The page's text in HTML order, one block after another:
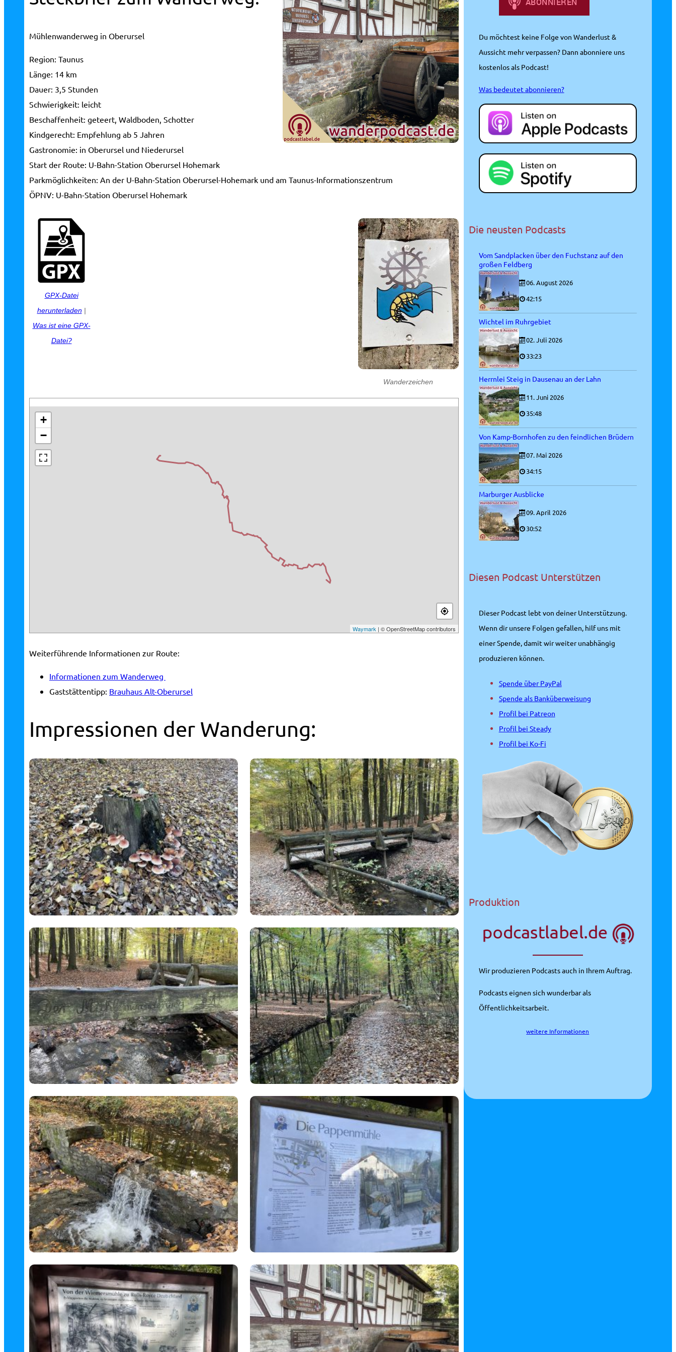
Mühlenwanderweg in Oberursel
Region: Taunus
Länge: 14 km
Dauer: 3,5 Stunden
Schwierigkeit: leicht
Beschaffenheit: geteert, Waldboden, Schotter
Kindgerecht: Empfehlung ab 5 Jahren
Gastronomie: in Oberursel und Niederursel
Start der Route: U-Bahn-Station Oberursel Hohemark
Parkmöglichkeiten: An der U-Bahn-Station Oberursel-Hohemark und am Taunus-Informationszentrum
ÖPNV: U-Bahn-Station Oberursel Hohemark
Wanderzeichen
GPX-Datei
herunterladen|
Was ist eine GPX-
Datei?
+
−
Waymark | © OpenStreetMap contributors
Weiterführende Informationen zur Route:
Informationen zum Wanderweg
Gaststättentipp: Brauhaus Alt-Oberursel
Impressionen der Wanderung:
Du möchtest keine Folge von Wanderlust &
Aussicht mehr verpassen? Dann abonniere uns
kostenlos als Podcast!
Was bedeutet abonnieren?
Die neusten Podcasts
Vom Sandplacken über den Fuchstanz auf den
großen Feldberg
06. August 2026
42:15
Wichtel im Ruhrgebiet
02. Juli 2026
33:23
Herrnlei Steig in Dausenau an der Lahn
11. Juni 2026
35:48
Von Kamp-Bornhofen zu den feindlichen Brüdern
07. Mai 2026
34:15
Marburger Ausblicke
09. April 2026
30:52
Diesen Podcast Unterstützen
Dieser Podcast lebt von deiner Unterstützung.
Wenn dir unsere Folgen gefallen, hilf uns mit
einer Spende, damit wir weiter unabhängig
produzieren können.
Spende über PayPal
Spende als Banküberweisung
Profil bei Patreon
Profil bei Steady
Profil bei Ko-Fi
Produktion
Wir produzieren Podcasts auch in Ihrem Auftrag.
Podcasts eignen sich wunderbar als
Öffentlichkeitsarbeit.
weitere Informationen